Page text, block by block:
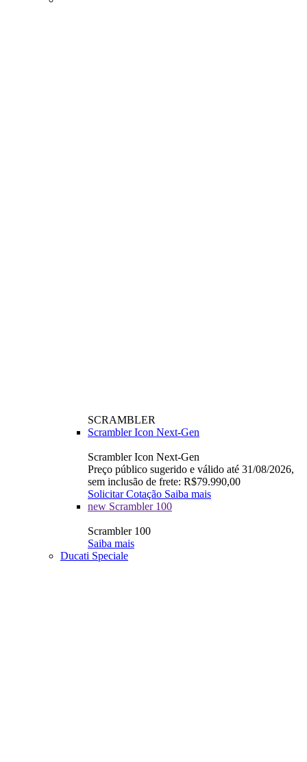
SCRAMBLER
Scrambler Icon Next-Gen
Scrambler Icon Next-Gen
Preço público sugerido e válido até 31/08/2026,
sem inclusão de frete: R$79.990,00
Solicitar Cotação Saiba mais
new Scrambler 100
Scrambler 100
Saiba mais
Ducati Speciale